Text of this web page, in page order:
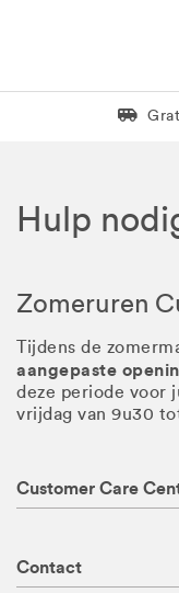
Hulp
Zomeruren
Tijdens de
aangepaste
deze periode voor
vrijdag van 9u30
Customer Care
Contact